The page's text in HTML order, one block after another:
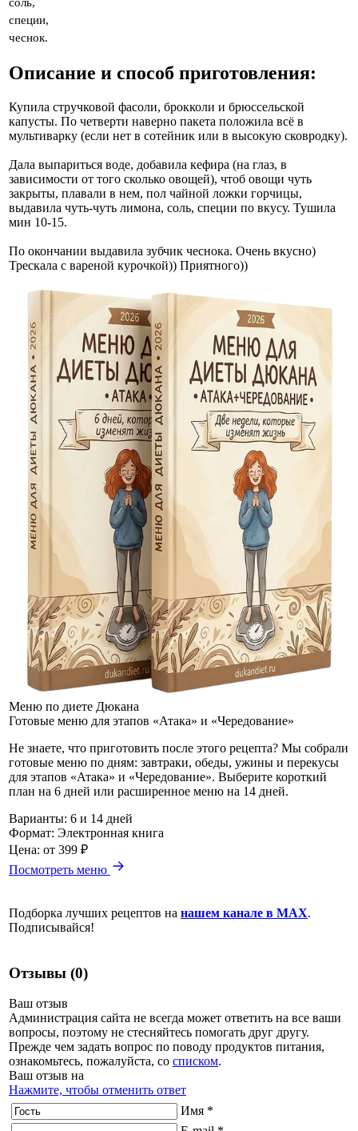
специи,
чеснок.
Описание и способ приготовления:
Купила стручковой фасоли, брокколи и брюссельской
капусты. По четверти наверно пакета положила всё в
мультиварку (если нет в сотейник или в высокую сковродку).
Дала выпариться воде, добавила кефира (на глаз, в
зависимости от того сколько овощей), чтоб овощи чуть
закрыты, плавали в нем, пол чайной ложки горчицы,
выдавила чуть-чуть лимона, соль, специи по вкусу. Тушила
мин 10-15.
По окончании выдавила зубчик чеснока. Очень вкусно)
Трескала с вареной курочкой)) Приятного))
Меню по диете Дюкана
Готовые меню для этапов «Атака» и «Чередование»
Не знаете, что приготовить после этого рецепта? Мы собрали
готовые меню по дням: завтраки, обеды, ужины и перекусы
для этапов «Атака» и «Чередование». Выберите короткий
план на 6 дней или расширенное меню на 14 дней.
Варианты: 6 и 14 дней
Формат: Электронная книга
Цена: от 399 ₽
Посмотреть меню
Подборка лучших рецептов на нашем канале в MAX.
Подписывайся!
Отзывы (0)
Ваш отзыв
Администрация сайта не всегда может ответить на все ваши
вопросы, поэтому не стесняйтесь помогать друг другу.
Прежде чем задать вопрос по поводу продуктов питания,
ознакомьтесь, пожалуйста, со списком.
Ваш отзыв на
Нажмите, чтобы отменить ответ
Имя *